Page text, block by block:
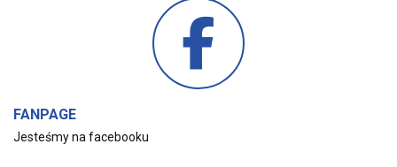
FANPAGE
Jesteśmy na facebooku